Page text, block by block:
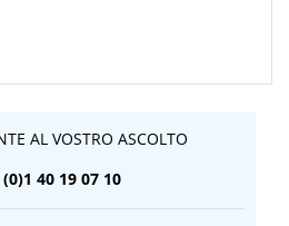
AL VOSTRO ASCOLTO
40 19 07 10